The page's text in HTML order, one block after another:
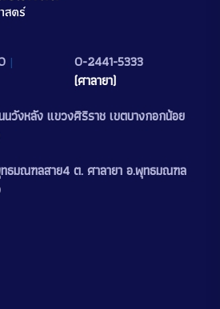
|
0-2441-5333
(ศาลายา)
นวังหลัง แขวงศิริราช เขตบางกอกน้อย
ธมณฑลสาย4 ต. ศาลายา อ.พุทธมณฑล